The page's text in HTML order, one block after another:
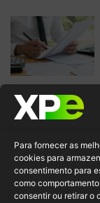
Para fornecer as
cookies para
consentimento para
como
consentir ou retirar o